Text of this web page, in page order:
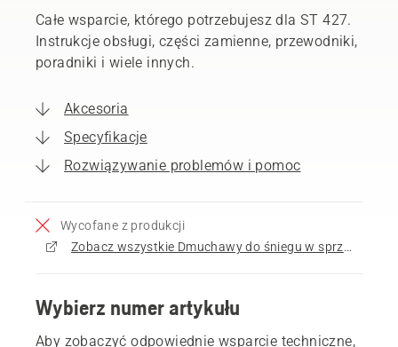
Całe wsparcie, którego potrzebujesz dla ST 427.
Instrukcje obsługi, części zamienne, przewodniki,
poradniki i wiele innych.
Akcesoria
Specyfikacje
Rozwiązywanie problemów i pomoc
Wycofane z produkcji
Zobacz wszystkie Dmuchawy do śniegu w sprzedaży
Wybierz numer artykułu
Aby zobaczyć odpowiednie wsparcie techniczne,